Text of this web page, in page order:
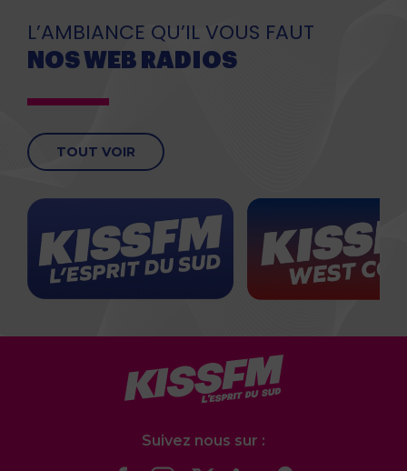
L’AMBIANCE QU’IL VOUS FAUT
NOS WEB RADIOS
TOUT VOIR
Suivez nous sur :